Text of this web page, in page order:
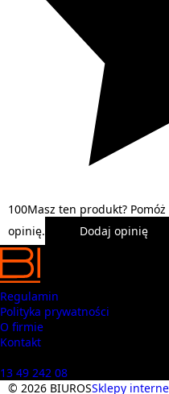
100Masz ten produkt?
opinię.
Dodaj opinię
Regulamin
Polityka prywatności
O firmie
Kontakt
13 49 242 08
© 2026 BIUROSSklepy